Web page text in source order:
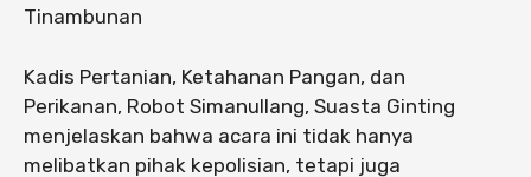
Tinambunan
Kadis Pertanian, Ketahanan Pangan, dan
Perikanan, Robot Simanullang, Suasta Ginting
menjelaskan bahwa acara ini tidak hanya
melibatkan pihak kepolisian, tetapi juga